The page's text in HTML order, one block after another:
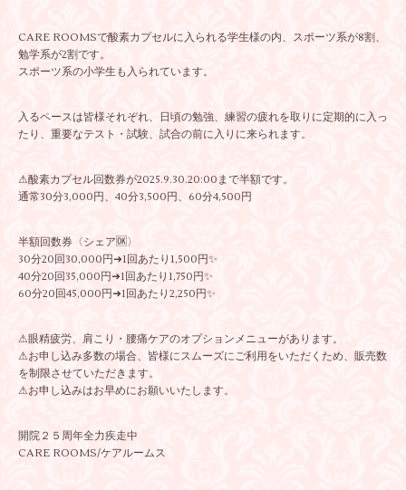
CARE ROOMSで酸素カプセルに入られる学生様の内、スポーツ系が8割、
勉学系が2割です。
スポーツ系の小学生も入られています。
入るペースは皆様それぞれ、日頃の勉強、練習の疲れを取りに定期的に入っ
たり、重要なテスト・試験、試合の前に入りに来られます。
⚠酸素カプセル回数券が2025.9.30.20:00まで半額です。
通常30分3,000円、40分3,500円、60分4,500円
半額回数券〈シェア🆗〉
30分20回30,000円➜1回あたり1,500円✨
40分20回35,000円➜1回あたり1,750円✨
60分20回45,000円➜1回あたり2,250円✨
⚠眼精疲労、肩こり・腰痛ケアのオプションメニューがあります。
⚠お申し込み多数の場合、皆様にスムーズにご利用をいただくため、販売数
を制限させていただきます。
⚠お申し込みはお早めにお願いいたします。
開院２５周年全力疾走中
CARE ROOMS/ケアルームス